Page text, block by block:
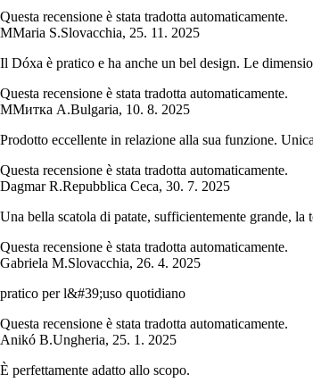
Questa recensione è stata tradotta automaticamente.
MMaria S.Slovacchia, 25. 11. 2025
Il Dóxa è pratico e ha anche un bel design. Le
Questa recensione è stata tradotta automaticamente.
ММитка А.Bulgaria, 10. 8. 2025
Prodotto eccellente in relazione alla sua funzione.
Questa recensione è stata tradotta automaticamente.
Dagmar R.Repubblica Ceca, 30. 7. 2025
Una bella scatola di patate, sufficientemente grande,
Questa recensione è stata tradotta automaticamente.
Gabriela M.Slovacchia, 26. 4. 2025
pratico per l&#39;uso quotidiano
Questa recensione è stata tradotta automaticamente.
Anikó B.Ungheria, 25. 1. 2025
È perfettamente adatto allo scopo.